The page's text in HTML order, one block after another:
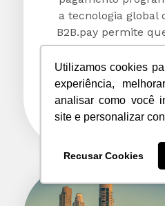
Utilizamos cookies
experiência,
analisar como você
site e personalizar
Recusar Cookies
a tecnologia global
B2B.pay permite
nasça com
+